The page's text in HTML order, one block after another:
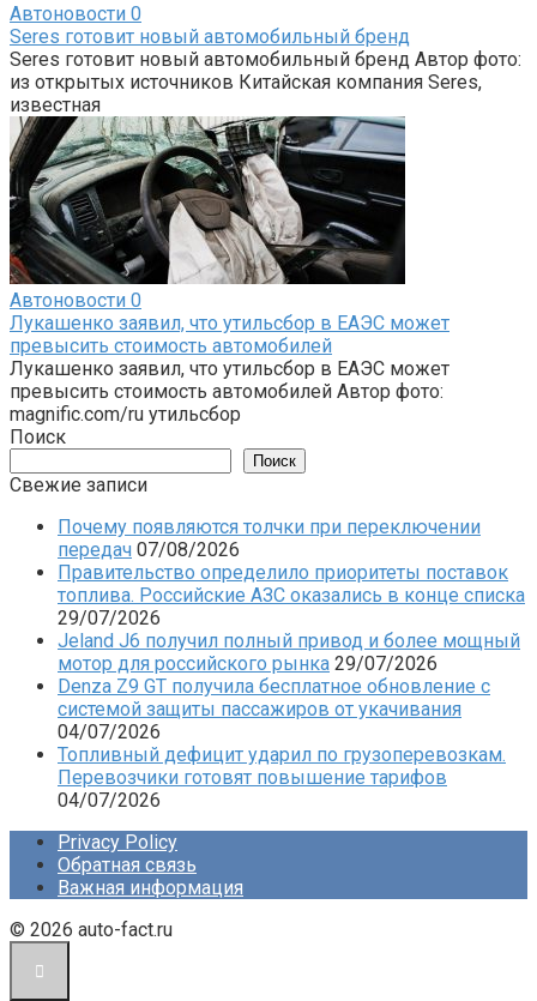
Автоновости 0
Seres готовит новый автомобильный бренд
Seres готовит новый автомобильный бренд Автор фото:
из открытых источников Китайская компания Seres,
известная
Автоновости 0
Лукашенко заявил, что утильсбор в ЕАЭС может
превысить стоимость автомобилей
Лукашенко заявил, что утильсбор в ЕАЭС может
превысить стоимость автомобилей Автор фото:
magnific.com/ru утильсбор
Поиск
Поиск
Свежие записи
Почему появляются толчки при переключении
передач 07/08/2026
Правительство определило приоритеты поставок
топлива. Российские АЗС оказались в конце списка
29/07/2026
Jeland J6 получил полный привод и более мощный
мотор для российского рынка 29/07/2026
Denza Z9 GT получила бесплатное обновление с
системой защиты пассажиров от укачивания
04/07/2026
Топливный дефицит ударил по грузоперевозкам.
Перевозчики готовят повышение тарифов
04/07/2026
Privacy Policy
Обратная связь
Важная информация
© 2026 auto-fact.ru